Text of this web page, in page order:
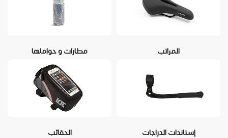
المراتب مطارات و حواملها
إستاندات الدراجات الحقائب